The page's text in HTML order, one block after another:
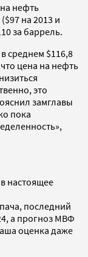
нефть
на 2013 и
за баррель.
среднем $116,8
цена на нефть
это
замглавы
пока
настоящее
последний
а прогноз МВФ
оценка даже